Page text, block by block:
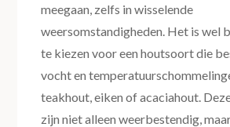
meegaan, zelfs in wisselende
weersomstandigheden. Het is wel
te kiezen voor een houtsoort die
vocht en
teakhout, eiken of acaciahout.
zijn niet alleen weerbestendig,